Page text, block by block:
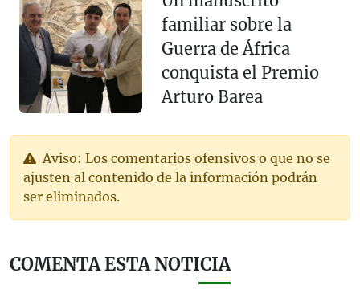
familiar sobre la
Guerra de África
conquista el Premio
Arturo Barea
Aviso: Los comentarios ofensivos o que no se
ajusten al contenido de la información podrán
ser eliminados.
COMENTA ESTA NOTICIA